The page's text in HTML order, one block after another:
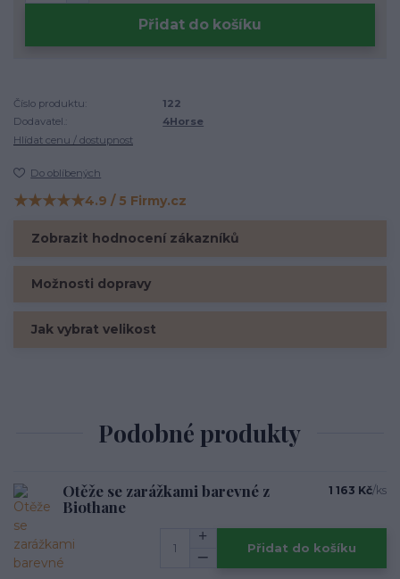
Přidat do košíku
Číslo produktu:
122
Dodavatel.:
4Horse
Hlídat cenu / dostupnost
Do oblíbených
Hodnocení na Firmy.cz
★★★★★4.9 / 5 Firmy.cz
Zobrazit hodnocení zákazníků
Možnosti dopravy
Jak vybrat velikost
Podobné produkty
Otěže se zarážkami barevné z
Biothane
1 163 Kč/ks
Přidat do košíku